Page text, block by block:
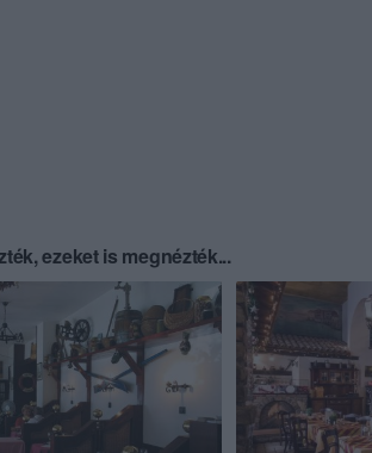
ezeket is megnézték...